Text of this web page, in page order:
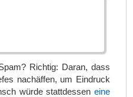
Richtig: Daran, dass
nachäffen, um Eindruck
würde stattdessen eine